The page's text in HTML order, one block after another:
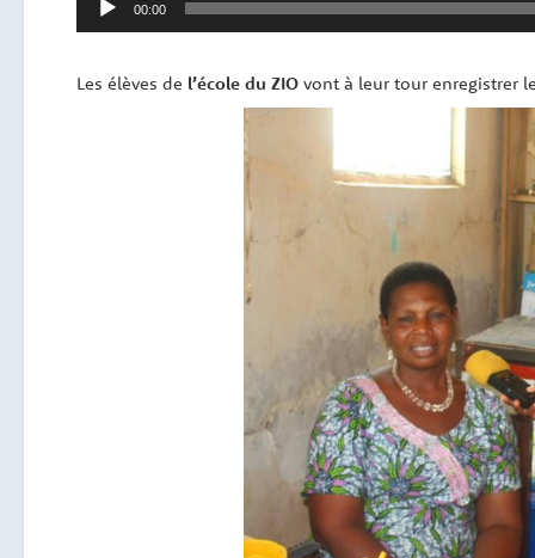
audio
00:00
Les élèves de l’école du ZIO vont à leur tour enregistrer